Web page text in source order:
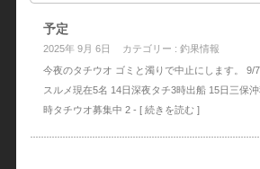
予定
2025年 9月 6日 カテゴリー : 釣果情報
今夜のタチウオ ゴミと濁りで中止にします。
スルメ現在5名 14日深夜タチ3時出船 15日三保
時タチウオ募集中 2 - [ 続きを読む ]